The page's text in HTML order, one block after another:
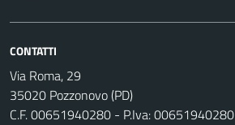
CONTATTI
Via Roma, 29
35020 Pozzonovo (PD)
C.F. 00651940280 - P.Iva: 00651940280